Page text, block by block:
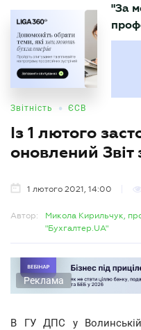
БУХГАЛТЕР
"За
Звітність • ЄСВ
Із 1 лютого
оновлений Звіт
1 лютого 2021, 14:00
Автор:
Микола Кирильчук,
"Бухгалтер.UA"
Реклама
В ГУ ДПС у Волинській